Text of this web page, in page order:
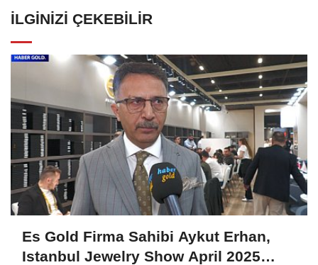
İLGINIZI ÇEKEBILIR
Es Gold Firma Sahibi Aykut Erhan,
Istanbul Jewelry Show April 2025